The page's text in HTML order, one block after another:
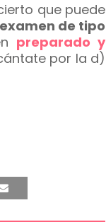
que puede
examen de tipo
preparado y
por la d)